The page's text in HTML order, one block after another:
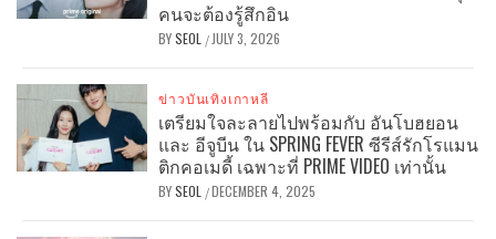
คนจะต้องรู้สึกอิน
BYSEOL / JULY 3, 2026
ข่าวบันเทิงเกาหลี
เตรียมใจละลายไปพร้อมกับ อันโบฮยอน
และ อีจูบีน ใน SPRING FEVER ซีรีส์รักโรแมน
ติกคอเมดี้ เฉพาะที่ PRIME VIDEO เท่านั้น
BYSEOL /DECEMBER 4, 2025